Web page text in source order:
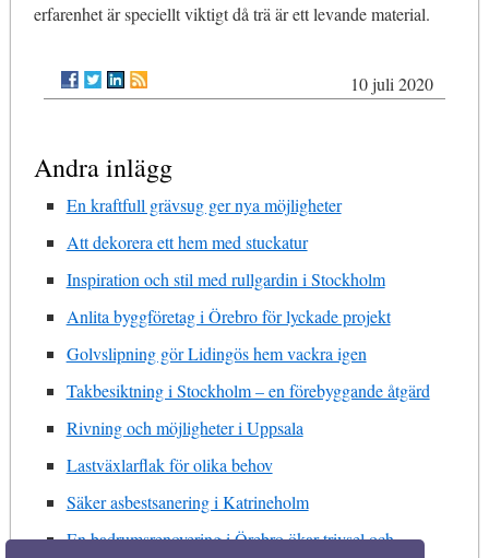
erfarenhet är speciellt viktigt då trä är ett levande material.
10 juli 2020
Andra inlägg
En kraftfull grävsug ger nya möjligheter
Att dekorera ett hem med stuckatur
Inspiration och stil med rullgardin i Stockholm
Anlita byggföretag i Örebro för lyckade projekt
Golvslipning gör Lidingös hem vackra igen
Takbesiktning i Stockholm – en förebyggande åtgärd
Rivning och möjligheter i Uppsala
Lastväxlarflak för olika behov
Säker asbestsanering i Katrineholm
En badrumsrenovering i Örebro ökar trivsel och